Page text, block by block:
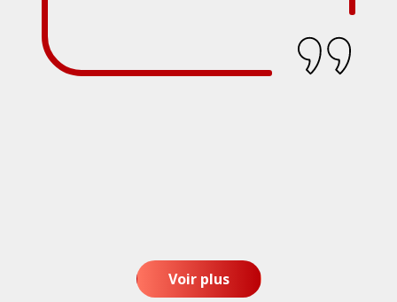
Voir plus